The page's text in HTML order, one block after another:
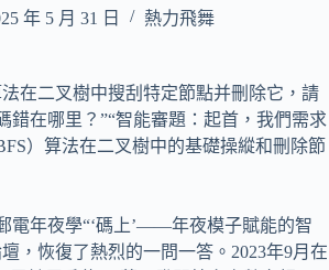
年 5 月 31 日 熱力飛舞
在二叉樹中搜刮特定節點并刪除它，請
錯在哪里？”“智能審題：起首，我們需求
）算法在二叉樹中的基礎操縱和刪除節
電年夜學“‘碼上’——年夜模子賦能的智
，恢復了熱烈的一問一答。2023年9月在